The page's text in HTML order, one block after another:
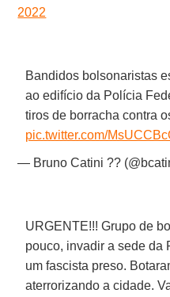
2022
Bandidos bolsonaristas
ao edifício da Polícia
tiros de borracha contra
pic.twitter.com/
— Bruno Catini ??
URGENTE!!! Grupo de
pouco, invadir a sede da
um fascista preso.
aterrorizando a cidade.